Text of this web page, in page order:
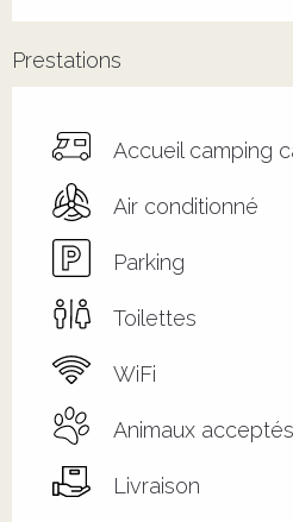
Prestations
Accueil camping
Air conditionné
Parking
Toilettes
WiFi
Animaux acceptés
Livraison